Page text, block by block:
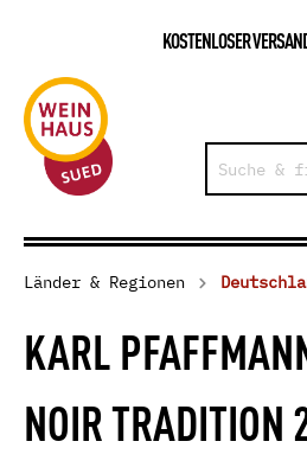
KOSTENLOSER
Länder & Regionen
KARL
NOIR TRADITION